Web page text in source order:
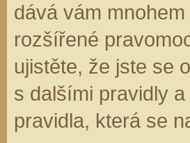
dává vám
rozšířené
ujistěte, že jste se
s dalšími pravidly
pravidla, která se